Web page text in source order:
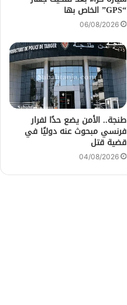
“GPS” الخاص بها
06/08/2026
طنجة.. الأمن يضع حدًا لفرار
فرنسي مبحوث عنه دوليًا في
قضية قتل
04/08/2026